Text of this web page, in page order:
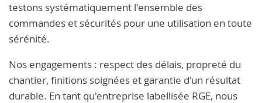
testons systématiquement l'ensemble des
commandes et sécurités pour une utilisation en toute
sérénité.
Nos engagements : respect des délais, propreté du
chantier, finitions soignées et garantie d'un résultat
durable. En tant qu'entreprise labellisée RGE, nous